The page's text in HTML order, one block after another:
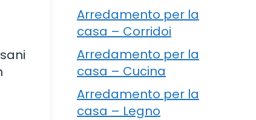
Arredamento per la
casa – Corridoi
Arredamento per la
casa – Cucina
Arredamento per la
casa – Legno